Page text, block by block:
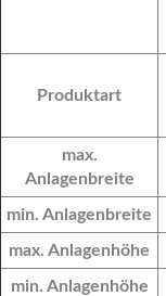
Produktart
max.
Anlagenbreite
min. Anlagenbreite
max. Anlagenhöhe
min. Anlagenhöhe